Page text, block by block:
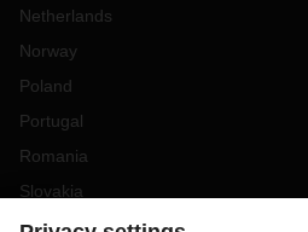
Netherlands
Norway
Poland
Portugal
Romania
Slovakia
Spain